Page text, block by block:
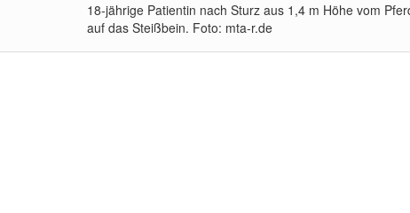
18-jährige Patientin nach Sturz aus 1,4 m Höhe vom
auf das Steißbein. Foto: mta-r.de